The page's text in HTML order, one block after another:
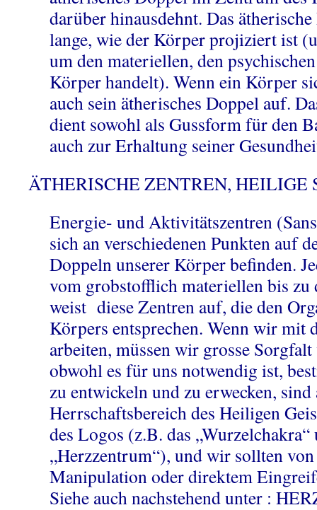
darüber hinausdehnt. Das
lange, wie der Körper projiziert ist
um den materiellen, den
Körper handelt). Wenn ein Körper
auch sein ätherisches Doppel auf.
dient sowohl als Gussform für den
auch zur Erhaltung seiner
ÄTHERISCHE ZENTREN, HEILIGE
Energie- und Aktivitätszentren
sich an verschiedenen Punkten auf
Doppeln unserer Körper befinden.
vom grobstofflich materiellen bis zu
weist diese Zentren auf, die den
Körpers entsprechen. Wenn wir mit
arbeiten, müssen wir grosse
obwohl es für uns notwendig ist,
zu entwickeln und zu erwecken,
Herrschaftsbereich des Heiligen
des Logos (z.B. das „Wurzelchakra“
„Herzzentrum“), und wir sollten
Manipulation oder direktem
Siehe auch nachstehend unter ­: